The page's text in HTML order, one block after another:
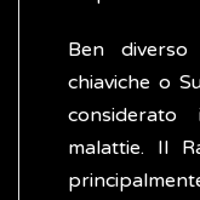
Ben
chiaviche o
malattie. Il